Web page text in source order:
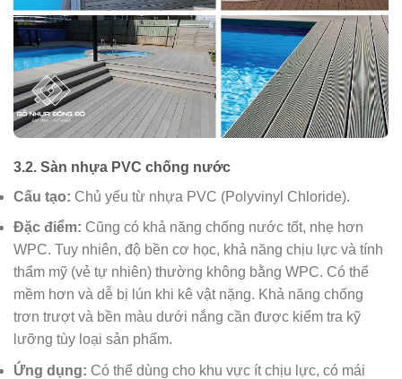
3.2. Sàn nhựa PVC chống nước
Cấu tạo: Chủ yếu từ nhựa PVC (Polyvinyl Chloride).
Đặc điểm: Cũng có khả năng chống nước tốt, nhẹ hơn
WPC. Tuy nhiên, độ bền cơ học, khả năng chịu lực và tính
thẩm mỹ (vẻ tự nhiên) thường không bằng WPC. Có thể
mềm hơn và dễ bị lún khi kê vật nặng. Khả năng chống
trơn trượt và bền màu dưới nắng cần được kiểm tra kỹ
lưỡng tùy loại sản phẩm.
Ứng dụng: Có thể dùng cho khu vực ít chịu lực, có mái